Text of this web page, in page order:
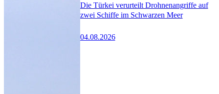
Die Türkei verurteilt Drohnenangriffe auf
zwei Schiffe im Schwarzen Meer
04.08.2026